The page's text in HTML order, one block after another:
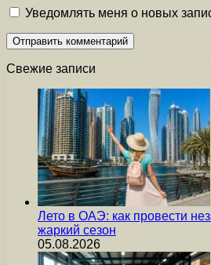
Уведомлять меня о новых
Свежие записи
Лето в ОАЭ: как провести
жаркий сезон
05.08.2026